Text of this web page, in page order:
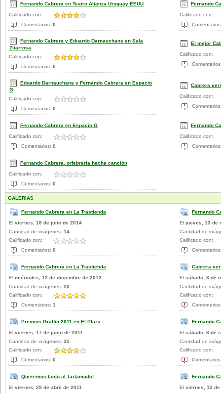
Fernando Cabrera en Teatro Alianza Uruguay EEUU
Calificado con:
Comentarios: 0
Fernando
Calificado con:
Fernando Cabrera y Eduardo Darnauchans en Sala
Zitarrosa
Calificado con:
Comentarios: 0
El mejor
Calificado con:
Eduardo Darnauchans y Fernando Cabrera en Espacio
G
Calificado con:
Comentarios: 0
Cabrera
Calificado con:
Fernando Cabrera en Espacio G
Calificado con:
Comentarios: 0
Fernando
Calificado con:
Fernando Cabrera, orfebrería hecha canción
Calificado con:
Comentarios: 0
GALERIAS
Fernando Cabrera en La Trastienda
El viernes, 18 de julio de 2014
Cantidad de imágenes: 14
Calificado con:
Comentarios: 0
Fernando
El jueves, 13 de
Cantidad de
Calificado con:
Fernando Cabrera en La Trastienda
El miércoles, 12 de diciembre de 2012
Cantidad de imágenes: 20
Calificado con:
Comentarios: 1
Cabrera
El sábado, 3 de
Cantidad de
Calificado con:
Premios Graffiti 2011 en El Plaza
El viernes, 17 de junio de 2011
Cantidad de imágenes: 35
Calificado con:
Comentarios: 0
Fernando
El sábado, 8 de
Cantidad de
Calificado con:
Queremos tanto al Tartamudo!
El viernes, 29 de abril de 2011
Fernando
El viernes, 12